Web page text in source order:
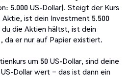
5.000 US-Dollar). Steigt der Kurs
Aktie, ist dein Investment 5.500
die Aktien hältst, ist dein
da er nur auf Papier existiert.
um 50 US-Dollar, sind deine
Dollar wert – das ist dann ein